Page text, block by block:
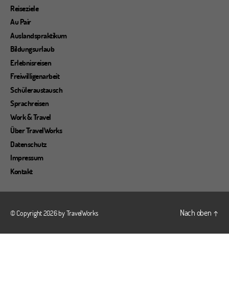
Reiseziele
Au Pair
Auslandspraktikum
Bildungsurlaub
Erlebnisreisen
Freiwilligenarbeit
Schüleraustausch
Sprachreisen
Work & Travel
Über TravelWorks
Datenschutz
Impressum
Kontakt
© Copyright 2026 byTravelWorks Nach oben ↑